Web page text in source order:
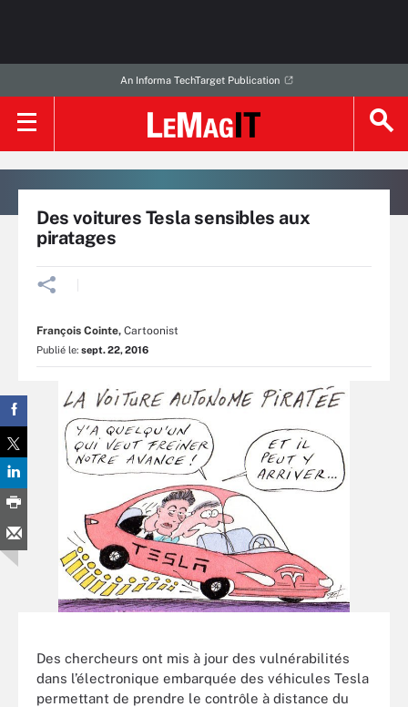
An Informa TechTarget Publication
Des voitures Tesla sensibles aux
piratages
François Cointe, Cartoonist
Publié le: sept. 22, 2016
Des chercheurs ont mis à jour des vulnérabilités
dans l’électronique embarquée des véhicules Tesla
permettant de prendre le contrôle à distance du